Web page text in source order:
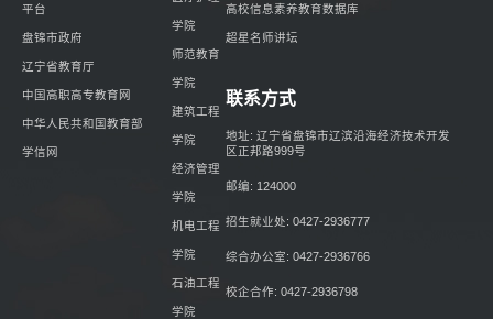
平台
盘锦市政府
辽宁省教育厅
中国高职高专教育网
中华人民共和国教育部
学信网
学院
师范教育
学院
建筑工程
学院
经济管理
学院
机电工程
学院
石油工程
学院
高校信息素养教育数据库
超星名师讲坛
联系方式
地址: 辽宁省盘锦市辽滨沿海经济技术开发
区正邦路999号
邮编: 124000
招生就业处: 0427-2936777
综合办公室: 0427-2936766
校企合作: 0427-2936798